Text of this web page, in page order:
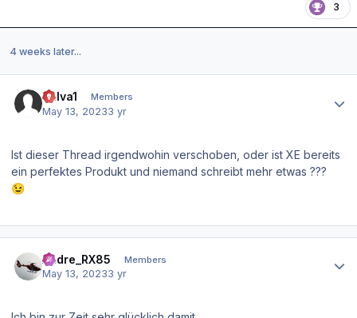
3
4 weeks later...
bulva1 Members
May 13, 20233 yr
Ist dieser Thread irgendwohin verschoben, oder ist XE bereits
ein perfektes Produkt und niemand schreibt mehr etwas ???
😉
Andre_RX85 Members
May 13, 20233 yr